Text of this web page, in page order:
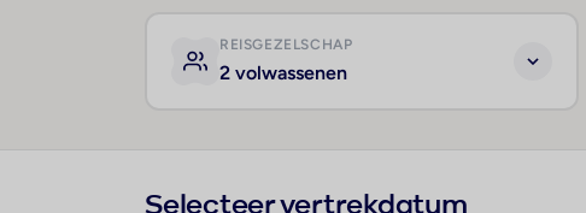
REISGEZELSCHAP
2 volwassenen
Selecteer vertrekdatum